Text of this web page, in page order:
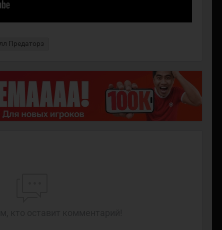
Предаторз